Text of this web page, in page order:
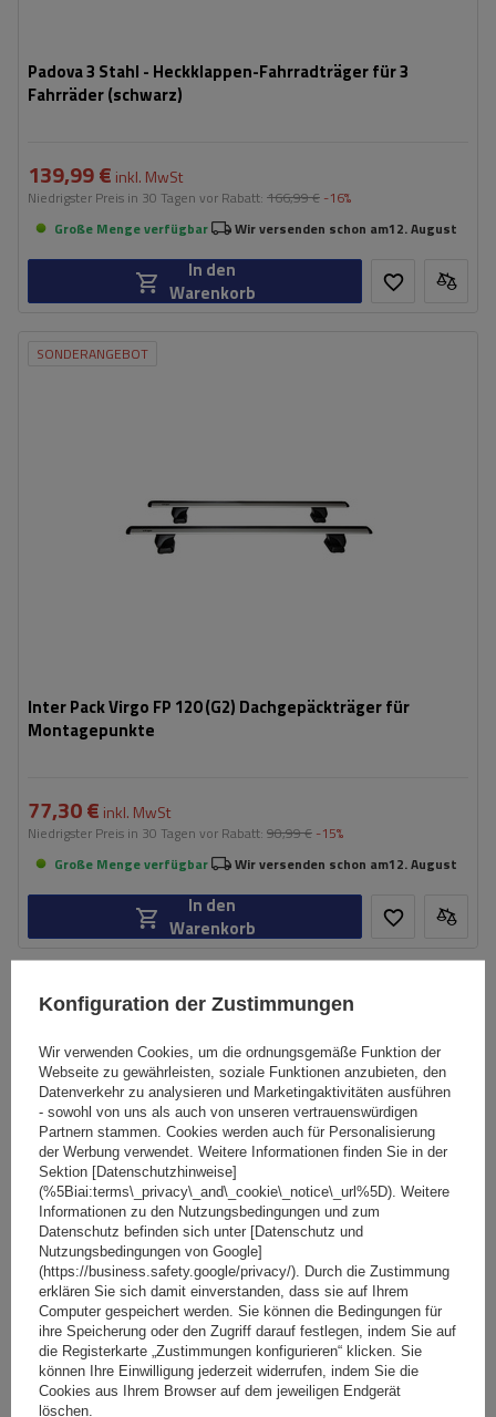
Padova 3 Stahl - Heckklappen-Fahrradträger für 3
Fahrräder (schwarz)
139,99 € inkl. MwSt
Niedrigster Preis in 30 Tagen vor Rabatt: 166,99 € -16%
Große Menge verfügbar
Wir versenden schon am12. August
In den
Warenkorb
SONDERANGEBOT
Inter Pack Virgo FP 120 (G2) Dachgepäckträger für
Montagepunkte
77,30 € inkl. MwSt
Niedrigster Preis in 30 Tagen vor Rabatt: 90,99 € -15%
Große Menge verfügbar
Wir versenden schon am12. August
In den
Warenkorb
Inter Pack Virgo IR 110 (G2) Dachgepäckträger mit
integrierten Reling
Konfiguration der Zustimmungen
Wir verwenden Cookies, um die ordnungsgemäße Funktion der
Webseite zu gewährleisten, soziale Funktionen anzubieten, den
Datenverkehr zu analysieren und Marketingaktivitäten ausführen
- sowohl von uns als auch von unseren vertrauenswürdigen
Partnern stammen. Cookies werden auch für Personalisierung
der Werbung verwendet. Weitere Informationen finden Sie in der
Sektion [Datenschutzhinweise]
(%5Biai:terms\_privacy\_and\_cookie\_notice\_url%5D). Weitere
Informationen zu den Nutzungsbedingungen und zum
Datenschutz befinden sich unter [Datenschutz und
Nutzungsbedingungen von Google]
(https://business.safety.google/privacy/). Durch die Zustimmung
erklären Sie sich damit einverstanden, dass sie auf Ihrem
Computer gespeichert werden. Sie können die Bedingungen für
ihre Speicherung oder den Zugriff darauf festlegen, indem Sie auf
die Registerkarte „Zustimmungen konfigurieren“ klicken. Sie
können Ihre Einwilligung jederzeit widerrufen, indem Sie die
Cookies aus Ihrem Browser auf dem jeweiligen Endgerät
löschen.